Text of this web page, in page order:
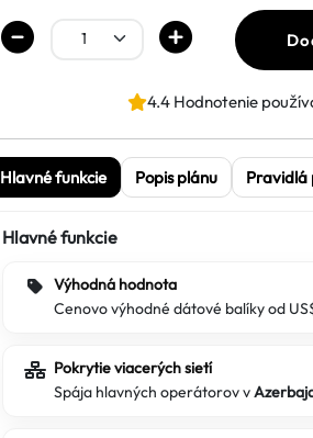
4.4 Hodnotenie
Hlavné funkcie Popis plánu Pravidlá
Hlavné funkcie
Výhodná hodnota
Cenovo výhodné dátové balíky od
Pokrytie viacerých sietí
Spája hlavných operátorov v